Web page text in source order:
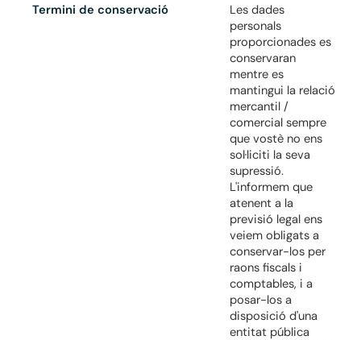
Termini de conservació
Les dades
personals
proporcionades es
conservaran
mentre es
mantingui la relació
mercantil /
comercial sempre
que vostè no ens
sol·liciti la seva
supressió.
L'informem que
atenent a la
previsió legal ens
veiem obligats a
conservar-los per
raons fiscals i
comptables, i a
posar-los a
disposició d'una
entitat pública